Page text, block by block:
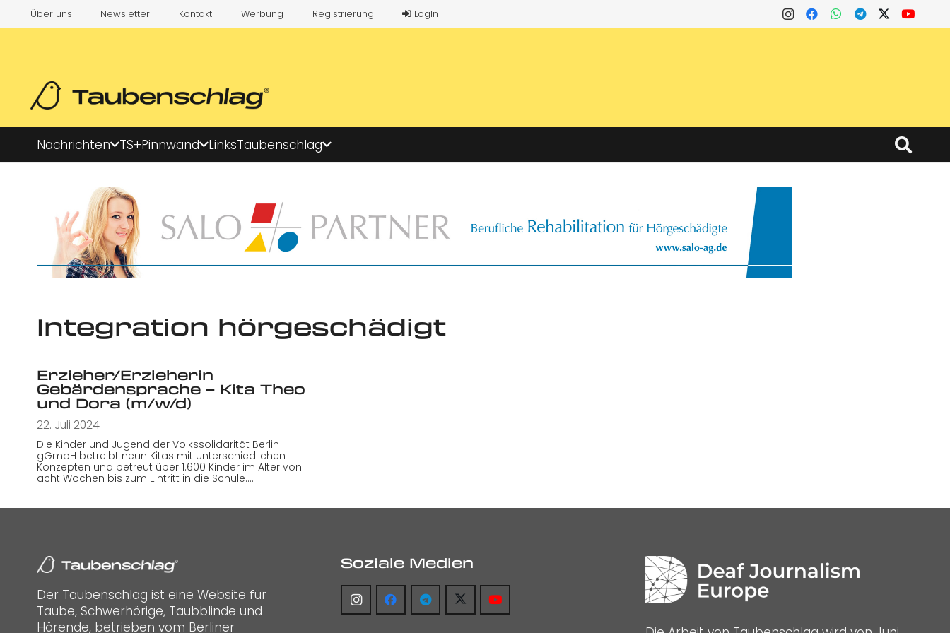
Über uns Newsletter Kontakt Werbung Registrierung LogIn
Nachrichten TS+Pinnwand LinksTaubenschlag
Integration hörgeschädigt
Erzieher/Erzieherin
Gebärdensprache – Kita Theo
und Dora (m/w/d)
22. Juli 2024
Die Kinder und Jugend der Volkssolidarität Berlin
gGmbH betreibt neun Kitas mit unterschiedlichen
Konzepten und betreut über 1.600 Kinder im Alter von
acht Wochen bis zum Eintritt in die Schule.…
Der Taubenschlag ist eine Website für
Taube, Schwerhörige, Taubblinde und
Hörende, betrieben vom Berliner
Soziale Medien